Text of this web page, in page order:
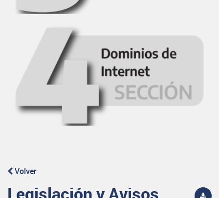
Volver
Legislación y Avisos